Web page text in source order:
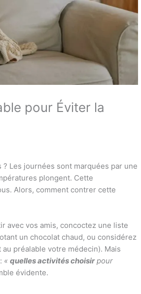
pour Éviter la
Les journées sont marquées par une
plongent. Cette
Alors, comment contrer cette
avec vos amis, concoctez une liste
un chocolat chaud, ou considérez
préalable votre médecin). Mais
« quelles activités choisirpour
évidente.